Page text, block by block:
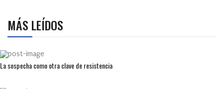
MÁS LEÍDOS
La sospecha como otra clave de resistencia